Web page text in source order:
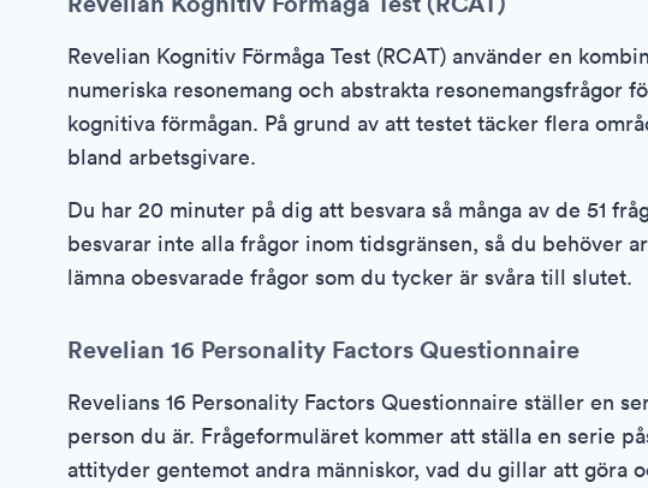
Revelian Kognitiv Förmåga Test (RCAT) använder en
numeriska resonemang och abstrakta resonemangsfrågor
kognitiva förmågan. På grund av att testet täcker flera
bland arbetsgivare.
Du har 20 minuter på dig att besvara så många av de 51
besvarar inte alla frågor inom tidsgränsen, så du behöver
lämna obesvarade frågor som du tycker är svåra till slutet.
Revelian 16 Personality Factors Questionnaire
Revelians 16 Personality Factors Questionnaire ställer en
person du är. Frågeformuläret kommer att ställa en serie
attityder gentemot andra människor, vad du gillar att göra